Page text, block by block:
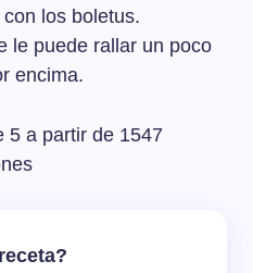
los boletus.
le puede rallar un poco
encima.
5 a partir de 1547